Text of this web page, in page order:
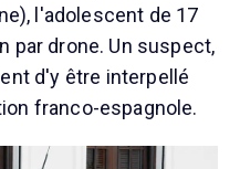
l'adolescent de 17
par drone. Un suspect,
d'y être interpellé
franco-espagnole.